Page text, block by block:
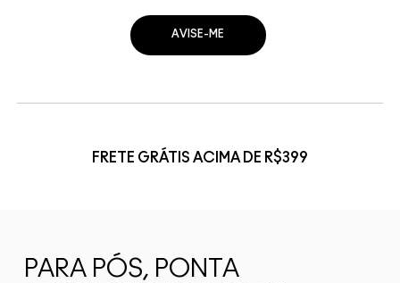
AVISE-ME
FRETE GRÁTIS ACIMA DE R$399
PARA PÓS, PONTA